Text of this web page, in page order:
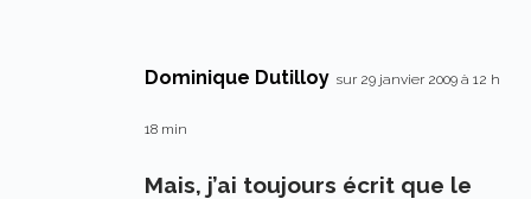
Dominique Dutilloy sur 29 janvier 2009 à 12 h
18 min
Mais, j’ai toujours écrit que le